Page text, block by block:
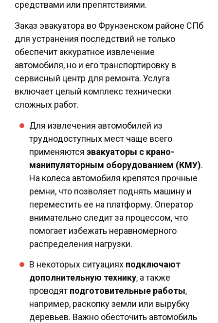
средствами или препятствиями.
Заказ эвакуатора во Фрунзенском районе СПб
для устранения последствий не только
обеспечит аккуратное извлечение
автомобиля, но и его транспортировку в
сервисный центр для ремонта. Услуга
включает целый комплекс технически
сложных работ.
Для извлечения автомобилей из
труднодоступных мест чаще всего
применяются эвакуаторы с крано-
манипуляторным оборудованием (КМУ).
На колеса автомобиля крепятся прочные
ремни, что позволяет поднять машину и
переместить ее на платформу. Оператор
внимательно следит за процессом, что
помогает избежать неравномерного
распределения нагрузки.
В некоторых ситуациях подключают
дополнительную технику, а также
проводят подготовительные работы,
например, раскопку земли или вырубку
деревьев. Важно обесточить автомобиль